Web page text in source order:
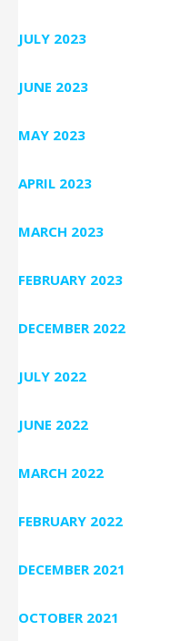
JULY 2023
JUNE 2023
MAY 2023
APRIL 2023
MARCH 2023
FEBRUARY 2023
DECEMBER 2022
JULY 2022
JUNE 2022
MARCH 2022
FEBRUARY 2022
DECEMBER 2021
OCTOBER 2021